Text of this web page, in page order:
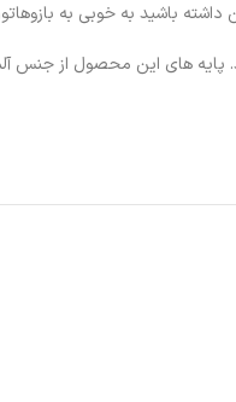
پایه های این محصول از